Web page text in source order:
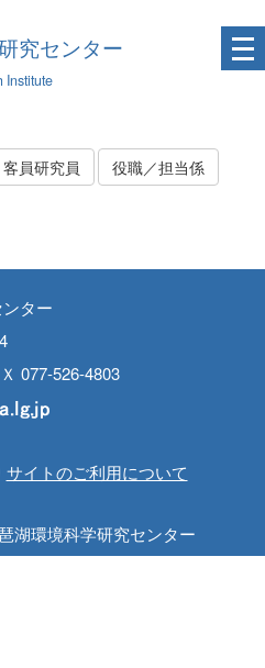
究センター
Institute
客員研究員 役職／担当係
ター
077-526-4803
サイトのご利用について
湖環境科学研究センター